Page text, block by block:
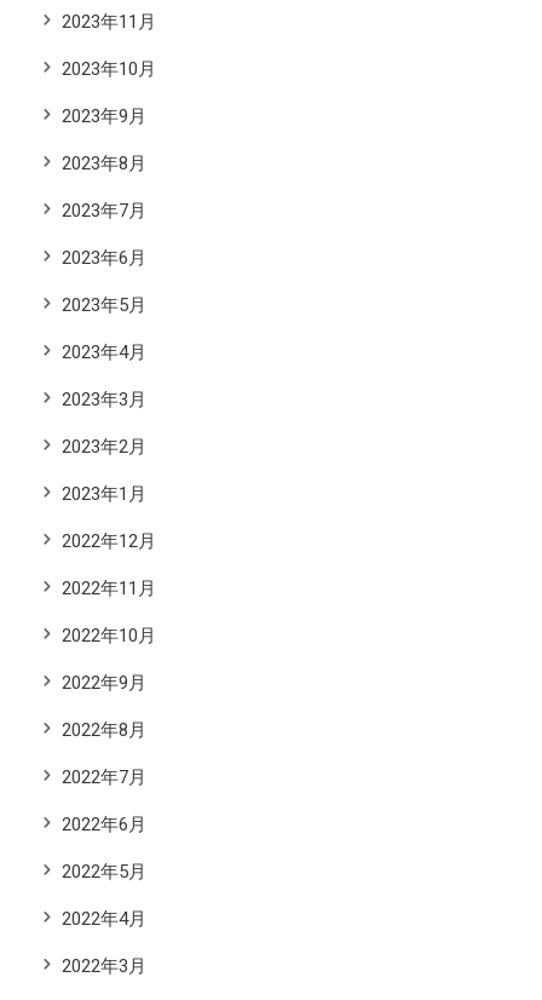
2023年11月
2023年10月
2023年9月
2023年8月
2023年7月
2023年6月
2023年5月
2023年4月
2023年3月
2023年2月
2023年1月
2022年12月
2022年11月
2022年10月
2022年9月
2022年8月
2022年7月
2022年6月
2022年5月
2022年4月
2022年3月